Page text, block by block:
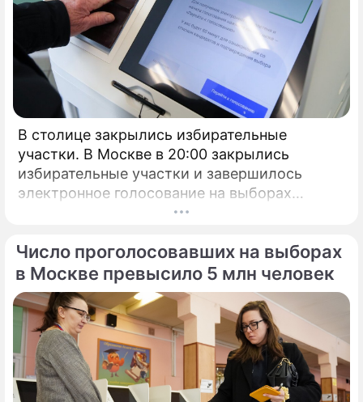
В столице закрылись избирательные
участки. В Москве в 20:00 закрылись
избирательные участки и завершилось
электронное голосование на выборах
Число проголосовавших на выборах
в Москве превысило 5 млн человек